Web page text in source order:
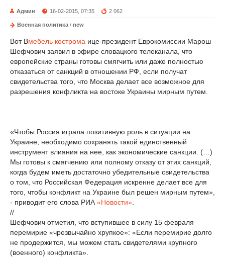
Админ 16-02-2015, 07:35 2 062
Военная политика / new
Вот Вмебель кострома ице-президент Еврокомиссии Марош
Шефчович заявил в эфире словацкого телеканала, что
европейские страны готовы смягчить или даже полностью
отказаться от санкций в отношении РФ, если получат
свидетельства того, что Москва делает все возможное для
разрешения конфликта на востоке Украины мирным путем.
«Чтобы Россия играла позитивную роль в ситуации на
Украине, необходимо сохранять такой единственный
инструмент влияния на нее, как экономические санкции. (…)
Мы готовы к смягчению или полному отказу от этих санкций,
когда будем иметь достаточно убедительные свидетельства
о том, что Российская Федерация искренне делает все для
того, чтобы конфликт на Украине был решен мирным путем»,
- приводит его слова РИА «Новости»
//
Шефчович отметил, что вступившее в силу 15 февраля
перемирие «чрезвычайно хрупкое»: «Если перемирие долго
не продержится, мы можем стать свидетелями крупного
(военного) конфликта».